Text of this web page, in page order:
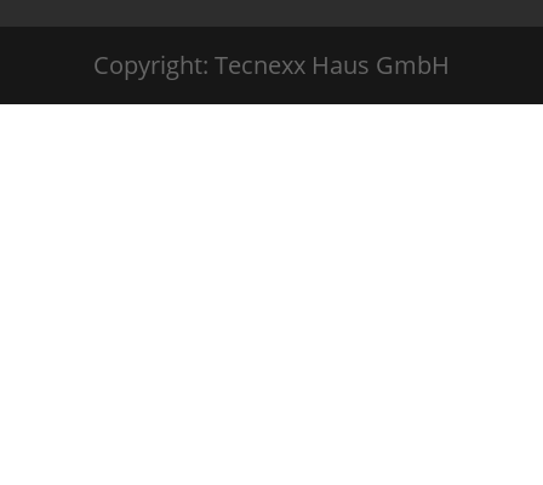
Copyright: Tecnexx Haus GmbH